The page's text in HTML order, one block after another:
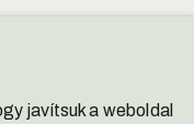
javítsuk a weboldal